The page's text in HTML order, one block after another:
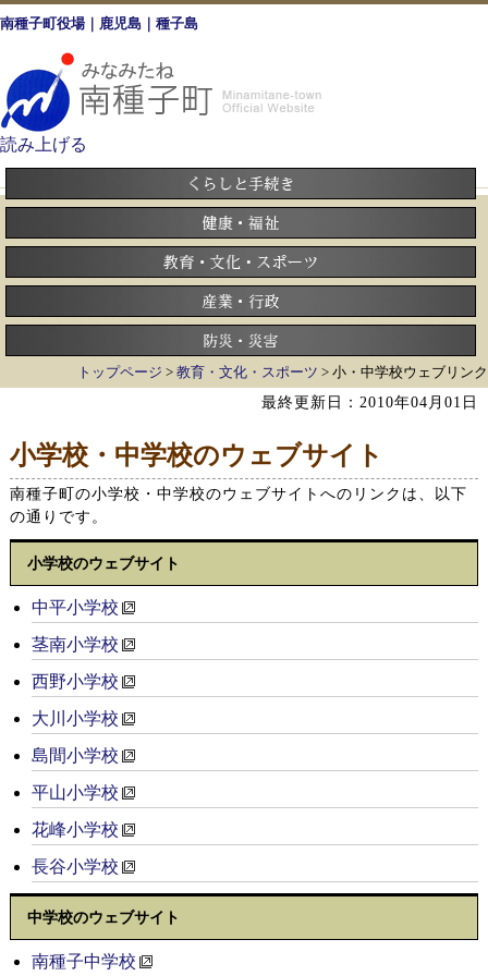
南種子町役場｜鹿児島｜種子島
読み上げる
トップページ > 教育・文化・スポーツ > 小・中学校ウェブリンク
最終更新日：2010年04月01日
小学校・中学校のウェブサイト
南種子町の小学校・中学校のウェブサイトへのリンクは、以下
の通りです。
小学校のウェブサイト
中平小学校
茎南小学校
西野小学校
大川小学校
島間小学校
平山小学校
花峰小学校
長谷小学校
中学校のウェブサイト
南種子中学校